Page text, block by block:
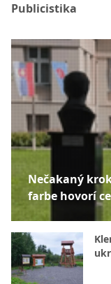
Publicistika
Nečakaný
farbe hovorí